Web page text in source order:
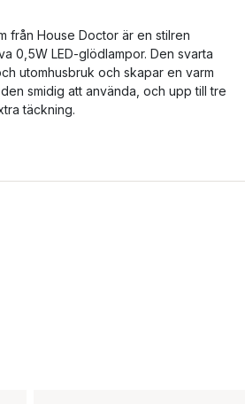
från House Doctor är en stilren
0,5W LED-glödlampor. Den svarta
utomhusbruk och skapar en varm
smidig att använda, och upp till tre
täckning.